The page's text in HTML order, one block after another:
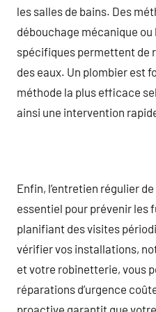
les salles de bains. Des
débouchage mécanique
spécifiques permettent de
des eaux. Un plombier est
méthode la plus efficace
ainsi une intervention
Enfin, l’entretien régulier
essentiel pour prévenir les
planifiant des visites
vérifier vos installations,
et votre robinetterie, vous
réparations d’urgence
proactive garantit que